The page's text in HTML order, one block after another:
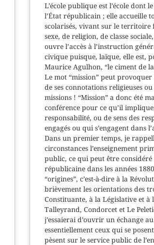
L’école publique est l’école dont
l’État républicain ; elle accueille
scolarisés, vivant sur le territoire
sexe, de religion, de classe
ouvre l’accès à l’instruction
civique puisque, laïque, elle est,
Maurice Agulhon, “le ciment de
Le mot “mission” peut
de ses connotations religieuses
missions ! “Mission” a donc été
conférence pour ce qu’il
responsabilité, ou de sens des
engagés ou qui s’engagent dans
Dans un premier temps, je
circonstances l’enseignement
public, ce qui peut être considéré
républicaine dans les années
“origines”, c’est-à-dire à la
brièvement les orientations des
Constituante, à la Législative et à
Talleyrand, Condorcet et Le
j’essaierai d’ouvrir un échange
essentiellement ceux qui se
pèsent sur le service public de